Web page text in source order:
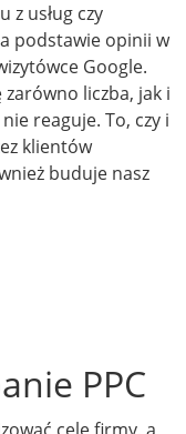
z usług czy
podstawie opinii w
Google.
liczba, jak i
reaguje. To, czy i
klientów
buduje nasz
PPC